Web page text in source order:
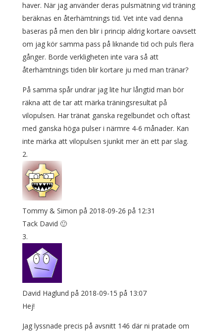
haver. När jag använder deras pulsmätning vid träning
beräknas en återhämtnings tid. Vet inte vad denna
baseras på men den blir i princip aldrig kortare oavsett
om jag kör samma pass på liknande tid och puls flera
gånger. Borde verkligheten inte vara så att
återhämtnings tiden blir kortare ju med man tränar?
På samma spår undrar jag lite hur långtid man bör
räkna att de tar att märka träningsresultat på
vilopulsen. Har tränat ganska regelbundet och oftast
med ganska höga pulser i närmre 4-6 månader. Kan
inte märka att vilopulsen sjunkit mer än ett par slag.
Tommy & Simon på 2018-09-26 på 12:31
Tack David 🙂
David Haglund på 2018-09-15 på 13:07
Hej!
Jag lyssnade precis på avsnitt 146 där ni pratade om